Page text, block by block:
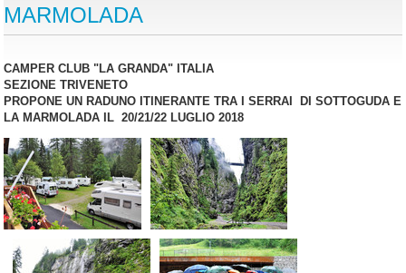
MARMOLADA
CAMPER CLUB "LA GRANDA" ITALIA
SEZIONE TRIVENETO
PROPONE UN RADUNO ITINERANTE TRA I SERRAI DI SOTTOGUDA E
LA MARMOLADA IL 20/21/22 LUGLIO 2018